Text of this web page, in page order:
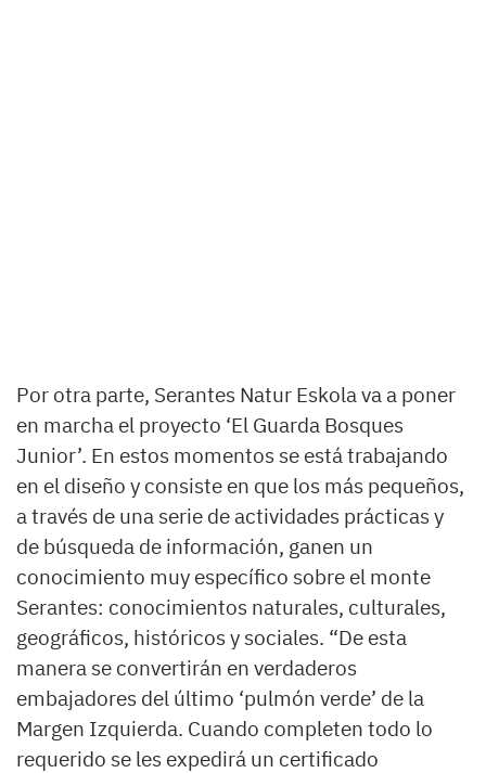
Por otra parte, Serantes Natur Eskola va a poner
en marcha el proyecto ‘El Guarda Bosques
Junior’. En estos momentos se está trabajando
en el diseño y consiste en que los más pequeños,
a través de una serie de actividades prácticas y
de búsqueda de información, ganen un
conocimiento muy específico sobre el monte
Serantes: conocimientos naturales, culturales,
geográficos, históricos y sociales. “De esta
manera se convertirán en verdaderos
embajadores del último ‘pulmón verde’ de la
Margen Izquierda. Cuando completen todo lo
requerido se les expedirá un certificado